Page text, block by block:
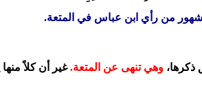
من رأي ابن عباس في المتعة.
ذكرها، وهي تنهى عن المتعة.غير أن كلاً